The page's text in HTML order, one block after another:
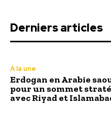
Derniers articles
À la une
Erdogan en Arabie
pour un sommet
avec Riyad et